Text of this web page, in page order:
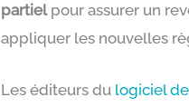
partielpour assurer un
appliquer les nouvelles
Les éditeurs du logiciel